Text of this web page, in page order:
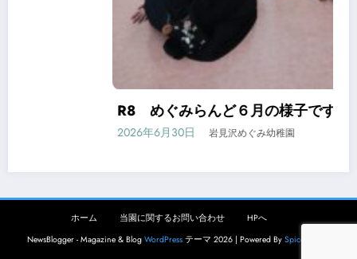
当園に関するお問い合わせ
HPへ
WordPressテーマ 2026 | Powered By